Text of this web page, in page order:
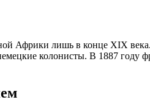
Африки лишь в конце XIX
колонисты. В 1887 году